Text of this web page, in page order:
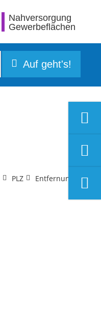
Nahversorgung
Gewerbeflächen
Auf geht's!
PLZ Entfernung